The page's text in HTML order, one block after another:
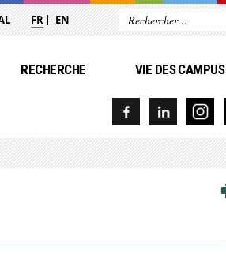
FR EN
RECHERCHE VIE DES CAMPUS